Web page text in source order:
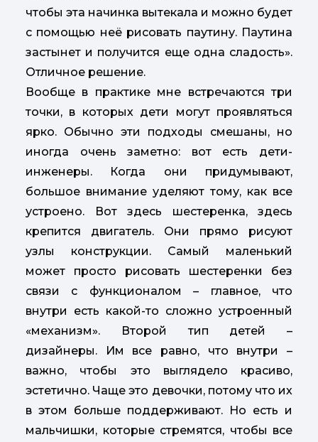
чтобы эта начинка вытекала и можно будет
с помощью неё рисовать паутину. Паутина
застынет и получится еще одна сладость».
Отличное решение.
Вообще в практике мне встречаются три
точки, в которых дети могут проявляться
ярко. Обычно эти подходы смешаны, но
иногда очень заметно: вот есть дети-
инженеры. Когда они придумывают,
большое внимание уделяют тому, как все
устроено. Вот здесь шестеренка, здесь
крепится двигатель. Они прямо рисуют
узлы конструкции. Самый маленький
может просто рисовать шестеренки без
связи с функционалом – главное, что
внутри есть какой-то сложно устроенный
«механизм». Второй тип детей –
дизайнеры. Им все равно, что внутри –
важно, чтобы это выглядело красиво,
эстетично. Чаще это девочки, потому что их
в этом больше поддерживают. Но есть и
мальчишки, которые стремятся, чтобы все